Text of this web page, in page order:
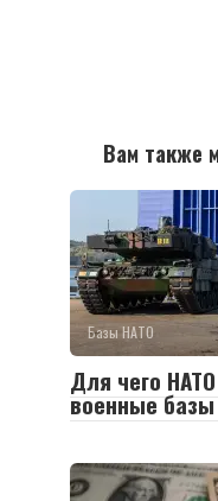
Вам также
Базы НАТО
Для чего
военные базы